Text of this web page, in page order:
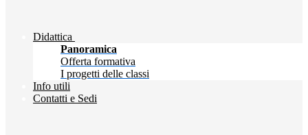
Didattica
Panoramica
Offerta formativa
I progetti delle classi
Info utili
Contatti e Sedi